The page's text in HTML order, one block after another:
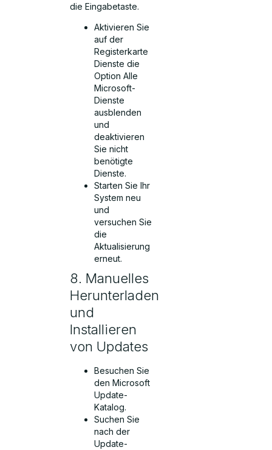
die Eingabetaste.
Aktivieren Sie
auf der
Registerkarte
Dienste die
Option Alle
Microsoft-
Dienste
ausblenden
und
deaktivieren
Sie nicht
benötigte
Dienste.
Starten Sie Ihr
System neu
und
versuchen Sie
die
Aktualisierung
erneut.
8. Manuelles
Herunterladen
und
Installieren
von Updates
Besuchen Sie
den Microsoft
Update-
Katalog.
Suchen Sie
nach der
Update-